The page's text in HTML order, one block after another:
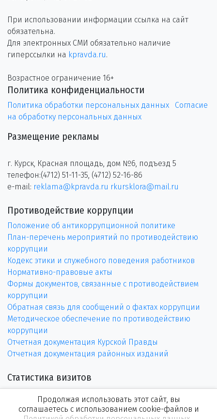
При использовании информации ссылка на сайт
обязательна.
Для электронных СМИ обязательно наличие
гиперссылки на kpravda.ru.
Возрастное ограничение 16+
Политика конфиденциальности
Политика обработки персональных данных
Согласие
на обработку персональных данных
Размещение рекламы
г. Курск, Красная площадь, дом №6, подъезд 5
телефон:(4712) 51-11-35, (4712) 52-16-86
e-mail: reklama@kpravda.ru rkursklora@mail.ru
Противодействие коррупции
Положение об антикоррупционной политике
План-перечень мероприятий по противодействию
коррупции
Кодекс этики и служебного поведения работников
Нормативно-правовые акты
Формы документов, связанные с противодействием
коррупции
Обратная связь для сообщений о фактах коррупции
Методическое обеспечение по противодействию
коррупции
Отчетная документация Курской Правды
Отчетная документация районных изданий
Статистика визитов
Продолжая использовать этот сайт, вы
соглашаетесь с использованием cookie-файлов и